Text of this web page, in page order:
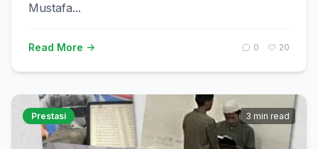
Mustafa...
Read More 0 20
Prestasi 3 min read